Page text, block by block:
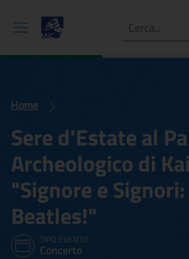
Ricerca
Home
Sere d'Estate al
Archeologico di
"Signore e
Beatles!"
TIPO EVENTO:
Concerto